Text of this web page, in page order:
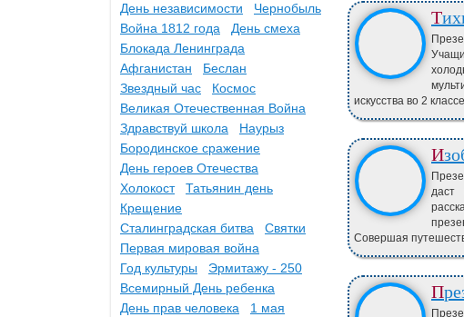
искусства во 2
даст
Совершая
День независимости
Чернобыль
Война 1812 года
День смеха
Блокада Ленинграда
Афганистан
Беслан
Звездный час
Космос
Великая Отечественная Война
Здравствуй школа
Наурыз
Бородинское сражение
День героев Отечества
Холокост
Татьянин день
Крещение
Сталинградская битва
Святки
Первая мировая война
Год культуры
Эрмитажу - 250
Всемирный День ребенка
День прав человека
1 мая